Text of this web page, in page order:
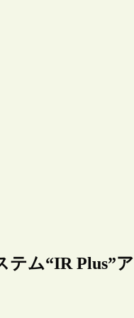
テム“IR Plus”ア